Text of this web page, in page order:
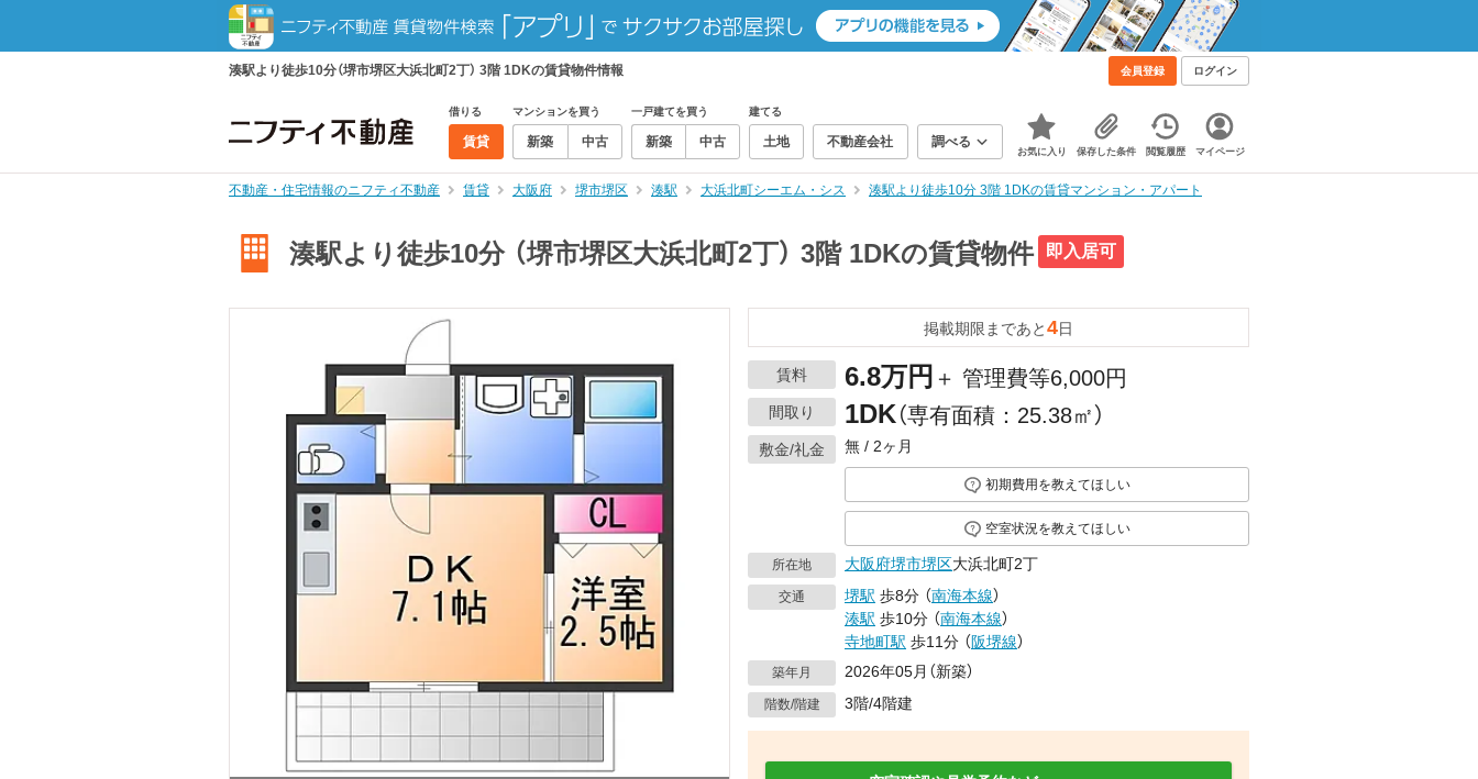
湊駅より徒歩10分（堺市堺区大浜北町2丁） 3階 1DKの賃貸物件情報 会員登録 ログイン
借りる
賃貸
マンションを買う
新築 中古
一戸建てを買う
新築 中古
建てる
土地 不動産会社 調べる
お気に入り 保存した条件 閲覧履歴 マイページ
不動産・住宅情報のニフティ不動産 賃貸 大阪府 堺市堺区 湊駅 大浜北町シーエム・シス 湊駅より徒歩10分 3階 1DKの賃貸マンション・アパート
湊駅より徒歩10分 （堺市堺区大浜北町2丁） 3階 1DKの賃貸物件 即入居可
掲載期限まであと4日
賃料 6.8万円 ＋ 管理費等6,000円
間取り 1DK（専有面積：25.38㎡）
敷金/礼金 無 / 2ヶ月
初期費用を教えてほしい
空室状況を教えてほしい
所在地 大阪府堺市堺区大浜北町2丁
交通 堺駅 歩8分 （南海本線）
湊駅 歩10分 （南海本線）
寺地町駅 歩11分 （阪堺線）
築年月 2026年05月（新築）
階数/階建 3階/4階建